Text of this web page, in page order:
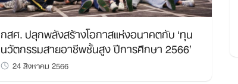
Search
กสศ. ปลุกพลังสร้างโอกาสแห่งอนาคตกับ ‘ทุน
นวัตกรรมสายอาชีพชั้นสูง ปีการศึกษา 2566’
24 สิงหาคม 2566